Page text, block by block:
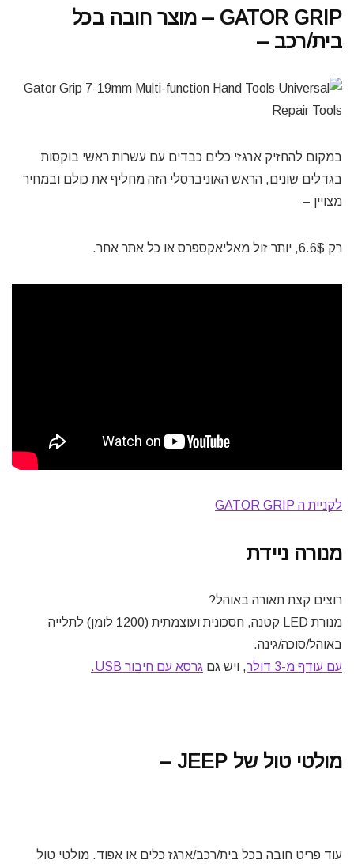
GATOR GRIP – מוצר חובה בכל
בית/רכב –
במקום להחזיק ארגזי כלים כבדים עם עשרות ראשי בוקסות
בגדלים שונים, הראש האוניברסלי הזה מחליף את כולם ובמחיר
מצויין –
רק 6.6$, יותר זול מאליאקספרס או כל אתר אחר.
לקניית ה GATOR GRIP
מנורה ניידת
רוצים קצת תאורה באוהל?
מנורת LED קטנה, חסכונית ועוצמתית (1200 לומן) לתלייה
באוהל/סוכה/גינה.
עם עודף מ-3 דולר
, ויש גם גרסא עם חיבור USB.
מולטי טול של JEEP –
עוד פריט חובה בכל בית/רכב/ארגז כלים או אפוד. מולטי טול